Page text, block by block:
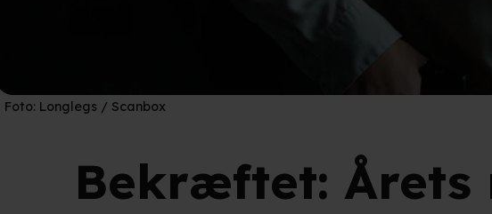
Foto: Longlegs / Scanbox
Bekræftet: Årets